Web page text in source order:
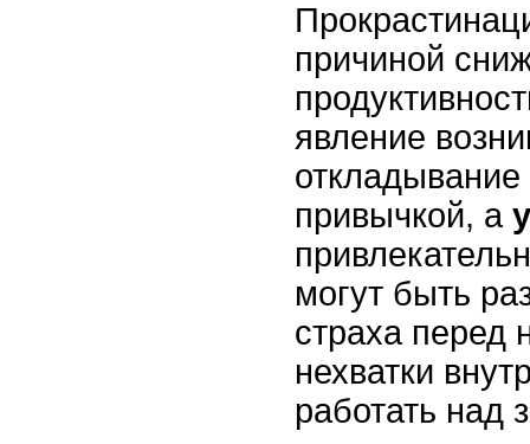
причиной
явление
откладывание
привычкой, а
могут быть
страха перед
нехватки
работать над